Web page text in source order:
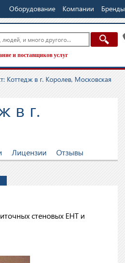
Оборудование Компании Бренды
и поставщиков услуг
Коттедж в г. Королев, Московская
в г.
Лицензии Отзывы
стеновых EHT и